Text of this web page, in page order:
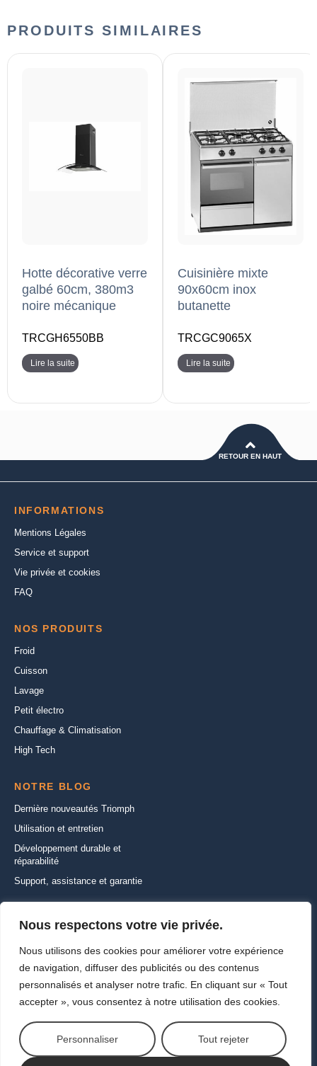
Nous respectons votre vie privée.
Nous utilisons des cookies pour améliorer votre expérience
de navigation, diffuser des publicités ou des contenus
personnalisés et analyser notre trafic. En cliquant sur « Tout
accepter », vous consentez à notre utilisation des cookies.
Personnaliser Tout rejeter
PRODUITS SIMILAIRES
Hotte décorative verre
galbé 60cm, 380m3
noire mécanique
TRCGH6550BB
Lire la suite
Cuisinière mixte
90x60cm inox
butanette
TRCGC9065X
Lire la suite
RETOUR EN HAUT
INFORMATIONS
Mentions Légales
Service et support
Vie privée et cookies
FAQ
NOS PRODUITS
Froid
Cuisson
Lavage
Petit électro
Chauffage & Climatisation
High Tech
NOTRE BLOG
Dernière nouveautés Triomph
Utilisation et entretien
Développement durable et
réparabilité
Support, assistance et garantie
95470 SAINT WITZ
+33 (1) 30 35 01 01
info@triomph-europe.com
Ecrivez-nous